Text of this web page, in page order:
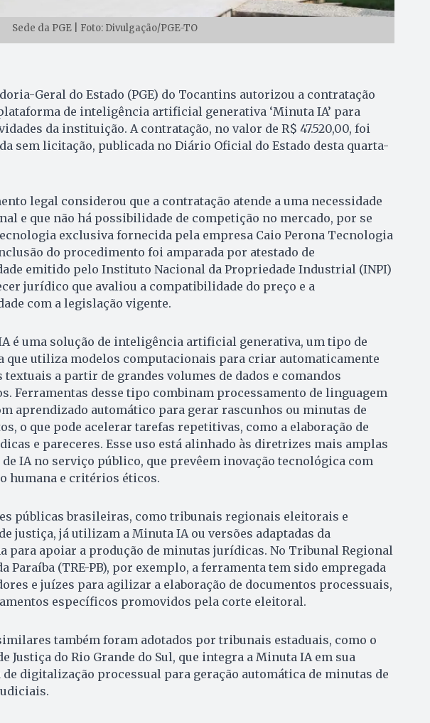
Sede da PGE | Foto: Divulgação/PGE-TO
Geral do Estado (PGE) do Tocantins autorizou a contratação
de inteligência artificial generativa ‘Minuta IA’ para
da instituição. A contratação, no valor de R$ 47.520,00, foi
sem licitação, publicada no Diário Oficial do Estado desta quarta-
legal considerou que a contratação atende a uma necessidade
e que não há possibilidade de competição no mercado, por se
exclusiva fornecida pela empresa Caio Perona Tecnologia
do procedimento foi amparada por atestado de
emitido pelo Instituto Nacional da Propriedade Industrial (INPI)
jurídico que avaliou a compatibilidade do preço e a
com a legislação vigente.
é uma solução de inteligência artificial generativa, um tipo de
que utiliza modelos computacionais para criar automaticamente
textuais a partir de grandes volumes de dados e comandos
Ferramentas desse tipo combinam processamento de linguagem
aprendizado automático para gerar rascunhos ou minutas de
o que pode acelerar tarefas repetitivas, como a elaboração de
e pareceres. Esse uso está alinhado às diretrizes mais amplas
de IA no serviço público, que prevêem inovação tecnológica com
humana e critérios éticos.
públicas brasileiras, como tribunais regionais eleitorais e
justiça, já utilizam a Minuta IA ou versões adaptadas da
para apoiar a produção de minutas jurídicas. No Tribunal Regional
Paraíba (TRE-PB), por exemplo, a ferramenta tem sido empregada
e juízes para agilizar a elaboração de documentos processuais,
específicos promovidos pela corte eleitoral.
também foram adotados por tribunais estaduais, como o
Justiça do Rio Grande do Sul, que integra a Minuta IA em sua
de digitalização processual para geração automática de minutas de